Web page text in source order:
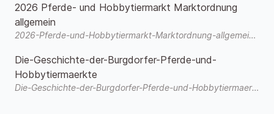
2026 Pferde- und Hobbytiermarkt Marktordnung
allgemein
2026-Pferde-und-Hobbytiermarkt-Marktordnung-allgemein.pdf
Die-Geschichte-der-Burgdorfer-Pferde-und-
Hobbytiermaerkte
Die-Geschichte-der-Burgdorfer-Pferde-und-Hobbytiermaerkte-3.pdf